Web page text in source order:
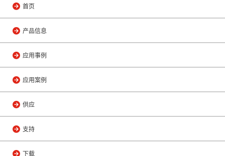
首页
产品信息
应用事例
应用案例
供应
支持
下载